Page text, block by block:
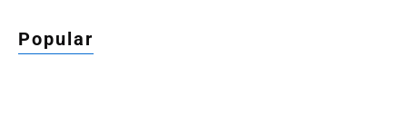
Popular